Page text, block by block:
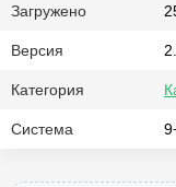
Загружено
Версия
Категория
Система